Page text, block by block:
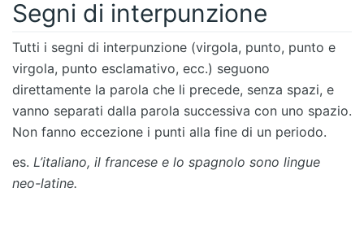
Segni di interpunzione
Tutti i segni di interpunzione (virgola, punto, punto e
virgola, punto esclamativo, ecc.) seguono
direttamente la parola che li precede, senza spazi, e
vanno separati dalla parola successiva con uno spazio.
Non fanno eccezione i punti alla fine di un periodo.
es. L’italiano, il francese e lo spagnolo sono lingue
neo-latine.